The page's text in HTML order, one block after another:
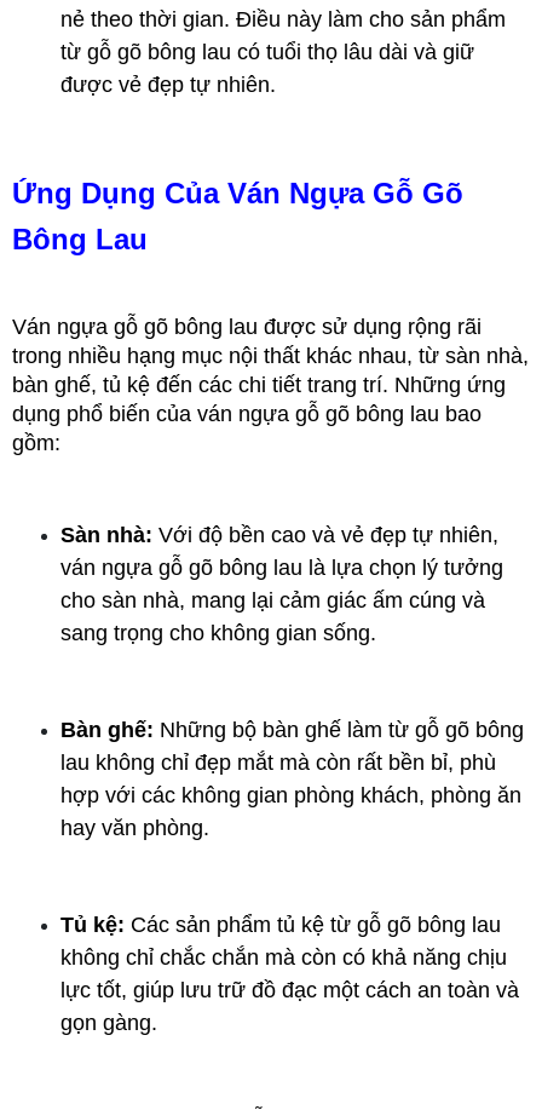
nẻ theo thời gian. Điều này làm cho sản phẩm
từ gỗ gõ bông lau có tuổi thọ lâu dài và giữ
được vẻ đẹp tự nhiên.
Ứng Dụng Của Ván Ngựa Gỗ Gõ
Bông Lau
Ván ngựa gỗ gõ bông lau được sử dụng rộng rãi
trong nhiều hạng mục nội thất khác nhau, từ sàn nhà,
bàn ghế, tủ kệ đến các chi tiết trang trí. Những ứng
dụng phổ biến của ván ngựa gỗ gõ bông lau bao
gồm:
Sàn nhà: Với độ bền cao và vẻ đẹp tự nhiên,
ván ngựa gỗ gõ bông lau là lựa chọn lý tưởng
cho sàn nhà, mang lại cảm giác ấm cúng và
sang trọng cho không gian sống.
Bàn ghế: Những bộ bàn ghế làm từ gỗ gõ bông
lau không chỉ đẹp mắt mà còn rất bền bỉ, phù
hợp với các không gian phòng khách, phòng ăn
hay văn phòng.
Tủ kệ: Các sản phẩm tủ kệ từ gỗ gõ bông lau
không chỉ chắc chắn mà còn có khả năng chịu
lực tốt, giúp lưu trữ đồ đạc một cách an toàn và
gọn gàng.